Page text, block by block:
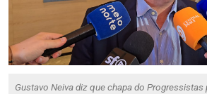
Gustavo Neiva diz que chapa do Progressistas